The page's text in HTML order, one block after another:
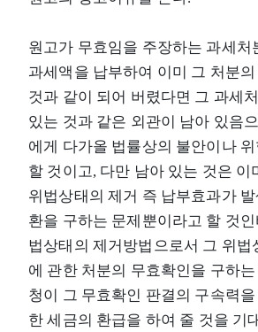
원고가 무효임을 주장하는 과세처
과세액을 납부하여 이미 그 처분
것과 같이 되어 버렸다면 그 과세
있는 것과 같은 외관이 남아 있음
에게 다가올 법률상의 불안이나
할 것이고, 다만 남아 있는 것은 이
위법상태의 제거 즉 납부효과가
환을 구하는 문제뿐이라고 할 것
법상태의 제거방법으로서 그 위법
에 관한 처분의 무효확인을 구하
청이 그 무효확인 판결의 구속력
한 세금의 환급을 하여 줄 것을 기